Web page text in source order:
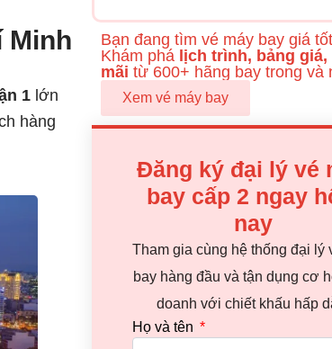
Minh
1 lớn
hàng
Bạn đang tìm vé máy bay giá tốt
Khám phá lịch trình, bảng
mãi từ 600+ hãng bay trong và
Xem vé máy bay
Đăng ký đại lý vé
bay cấp 2 ngay
nay
Tham gia cùng hệ thống đại lý
bay hàng đầu và tận dụng cơ
doanh với chiết khấu hấp
Họ và tên